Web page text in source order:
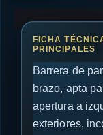
Barrera de
brazo, apta
apertura a
exteriores,